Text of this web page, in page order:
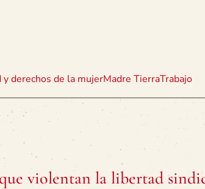
y derechos de la mujerMadre TierraTrabajo
violentan la libertad